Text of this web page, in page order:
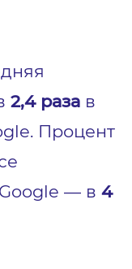
2,4 раза в
Процент
— в 4